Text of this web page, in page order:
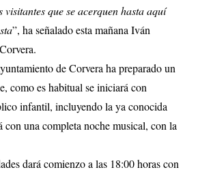
que se acerquen hasta aquí
”, ha señalado esta mañana Iván
de Corvera ha preparado un
como es habitual se iniciará con
infantil, incluyendo la ya conocida
una completa noche musical, con la
dará comienzo a las 18:00 horas con